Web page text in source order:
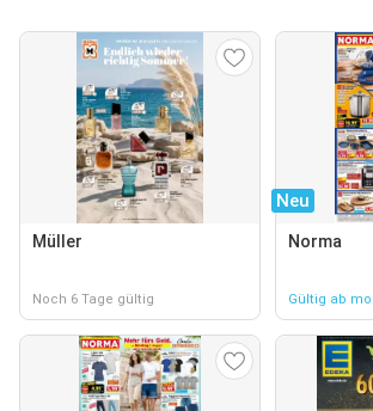
Müller
Noch 6 Tage gültig
Neu
Norma
Gültig ab